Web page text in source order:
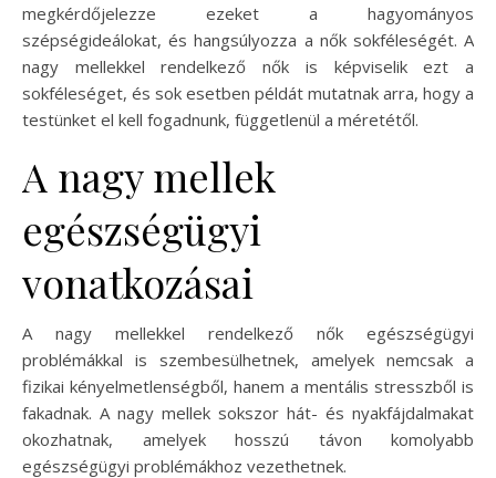
megkérdőjelezze ezeket a hagyományos
szépségideálokat, és hangsúlyozza a nők sokféleségét. A
nagy mellekkel rendelkező nők is képviselik ezt a
sokféleséget, és sok esetben példát mutatnak arra, hogy a
testünket el kell fogadnunk, függetlenül a méretétől.
A nagy mellek
egészségügyi
vonatkozásai
A nagy mellekkel rendelkező nők egészségügyi
problémákkal is szembesülhetnek, amelyek nemcsak a
fizikai kényelmetlenségből, hanem a mentális stresszből is
fakadnak. A nagy mellek sokszor hát- és nyakfájdalmakat
okozhatnak, amelyek hosszú távon komolyabb
egészségügyi problémákhoz vezethetnek.